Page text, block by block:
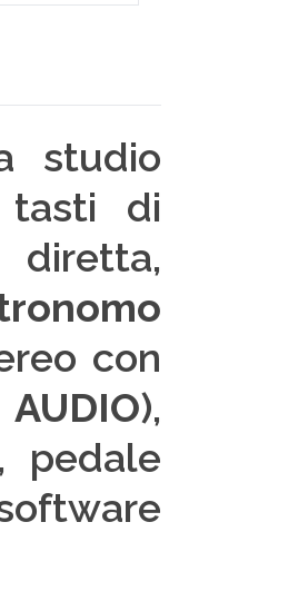
studio
tasti di
con
),